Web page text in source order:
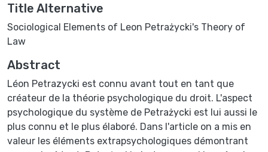
Title Alternative
Sociological Elements of Leon Petrażycki's Theory of
Law
Abstract
Léon Petrazycki est connu avant tout en tant que
créateur de la théorie psychologique du droit. L'aspect
psychologique du système de Petrażycki est lui aussi le
plus connu et le plus élaboré. Dans l'article on a mis en
valeur les éléments extrapsychologiques démontrant